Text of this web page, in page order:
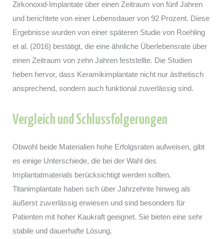
Zirkonoxid-Implantate über einen Zeitraum von fünf Jahren
und berichtete von einer Lebensdauer von 92 Prozent. Diese
Ergebnisse wurden von einer späteren Studie von Roehling
et al. (2016) bestätigt, die eine ähnliche Überlebensrate über
einen Zeitraum von zehn Jahren feststellte. Die Studien
heben hervor, dass Keramikimplantate nicht nur ästhetisch
ansprechend, sondern auch funktional zuverlässig sind.
Vergleich und Schlussfolgerungen
Obwohl beide Materialien hohe Erfolgsraten aufweisen, gibt
es einige Unterschiede, die bei der Wahl des
Implantatmaterials berücksichtigt werden sollten.
Titanimplantate haben sich über Jahrzehnte hinweg als
äußerst zuverlässig erwiesen und sind besonders für
Patienten mit hoher Kaukraft geeignet. Sie bieten eine sehr
stabile und dauerhafte Lösung.